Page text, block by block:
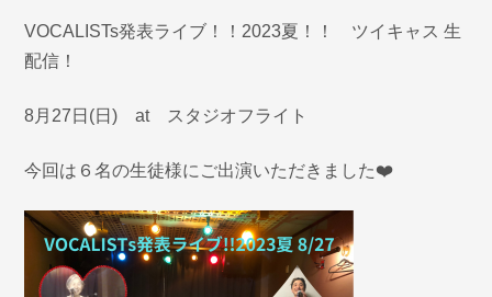
VOCALISTs発表ライブ！！2023夏！！ ツイキャス 生
配信！
8月27日(日) at スタジオフライト
今回は６名の生徒様にご出演いただきました❤️